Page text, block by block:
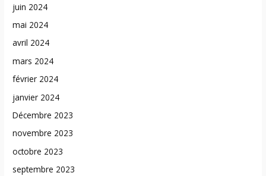
juin 2024
mai 2024
avril 2024
mars 2024
février 2024
janvier 2024
Décembre 2023
novembre 2023
octobre 2023
septembre 2023